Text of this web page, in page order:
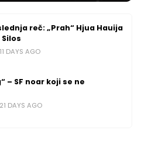
reč: „Prah“ Hjua Hauija
11 DAYS AGO
– SF noar koji se ne
21 DAYS AGO